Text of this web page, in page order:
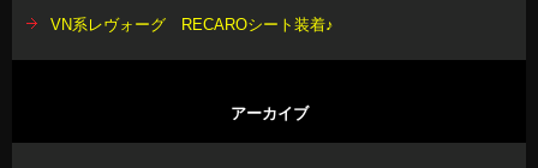
VN系レヴォーグ RECAROシート装着♪
アーカイブ